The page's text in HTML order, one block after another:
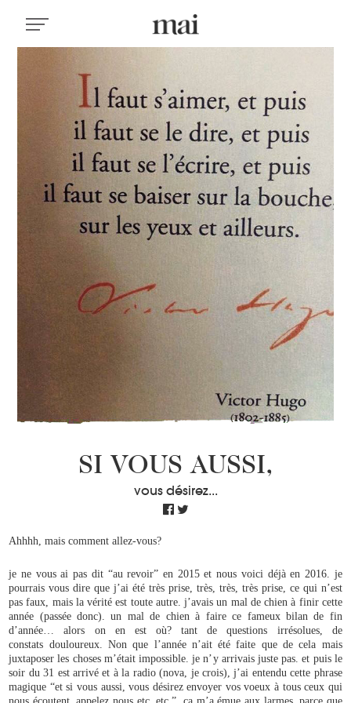
SI VOUS AUSSI,
vous désirez...
Ahhhh, mais comment allez-vous?
je ne vous ai pas dit “au revoir” en 2015 et nous voici déjà en 2016. je
pourrais vous dire que j’ai été très prise, très, très, très prise, ce qui n’est
pas faux, mais la vérité est toute autre. j’avais un mal de chien à finir cette
année (passée donc). un mal de chien à faire ce fameux bilan de fin
d’année… alors on en est où? tant de questions irrésolues, de
constats douloureux. Non que l’année n’ait été faite que de cela mais
juxtaposer les choses m’était impossible. je n’y arrivais juste pas. et puis le
soir du 31 est arrivé et à la radio (nova, je crois), j’ai entendu cette phrase
magique “et si vous aussi, vous désirez envoyer vos voeux à tous ceux qui